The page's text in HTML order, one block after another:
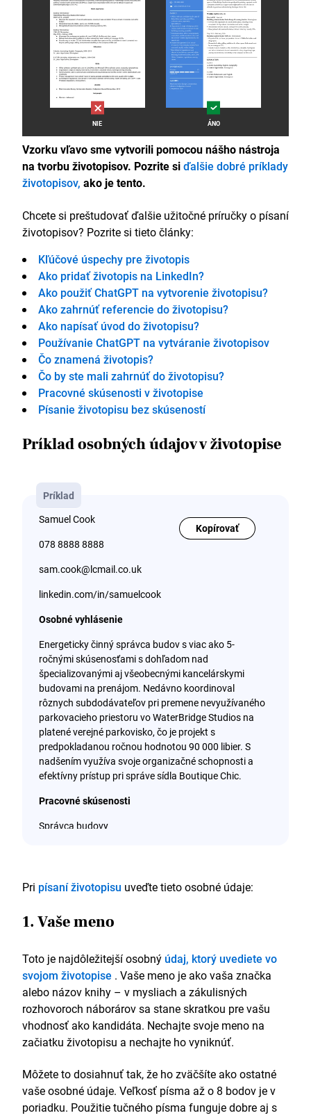
NIE ÁNO
Vzorku vľavo sme vytvorili pomocou nášho nástroja
na tvorbu životopisov. Pozrite siďalšie dobré príklady
životopisov, ako je tento.
Chcete si preštudovať ďalšie užitočné príručky o písaní
životopisov? Pozrite si tieto články:
Kľúčové úspechy pre životopis
Ako pridať životopis na LinkedIn?
Ako použiť ChatGPT na vytvorenie životopisu?
Ako zahrnúť referencie do životopisu?
Ako napísať úvod do životopisu?
Používanie ChatGPT na vytváranie životopisov
Čo znamená životopis?
Čo by ste mali zahrnúť do životopisu?
Pracovné skúsenosti v životopise
Písanie životopisu bez skúseností
Príklad osobných údajov v životopise
Príklad
Kopírovať
Samuel Cook
078 8888 8888
sam.cook@lcmail.co.uk
linkedin.com/in/samuelcook
Osobné vyhlásenie
Energeticky činný správca budov s viac ako 5-
ročnými skúsenosťami s dohľadom nad
špecializovanými aj všeobecnými kancelárskymi
budovami na prenájom. Nedávno koordinoval
rôznych subdodávateľov pri premene nevyužívaného
parkovacieho priestoru vo WaterBridge Studios na
platené verejné parkovisko, čo je projekt s
predpokladanou ročnou hodnotou 90 000 libier. S
nadšením využíva svoje organizačné schopnosti a
efektívny prístup pri správe sídla Boutique Chic.
Pracovné skúsenosti
Správca budovy
štúdia a zabezpečil som jeho dokončenie 10 dní pred
plánovaným termínom a v rámci rozpočtu.
ako 4 500 libier ročne.
Prerokovaná telekomunikačná zmluva, čím sa
náklady znížili o 23 %.
Správca budovy
YIO LLC, Birmingham
Organizoval som prípravy pred prenájmom viac
ako 2 000 m2 kancelárskych a obchodných
Pri písaní životopisu uveďte tieto osobné údaje:
1. Vaše meno
Toto je najdôležitejší osobný údaj, ktorý uvediete vo
svojom životopise . Vaše meno je ako vaša značka
alebo názov knihy – v mysliach a zákulisných
rozhovoroch náborárov sa stane skratkou pre vašu
vhodnosť ako kandidáta. Nechajte svoje meno na
začiatku životopisu a nechajte ho vyniknúť.
Môžete to dosiahnuť tak, že ho zväčšíte ako ostatné
vaše osobné údaje. Veľkosť písma až o 8 bodov je v
poriadku. Použitie tučného písma funguje dobre aj s